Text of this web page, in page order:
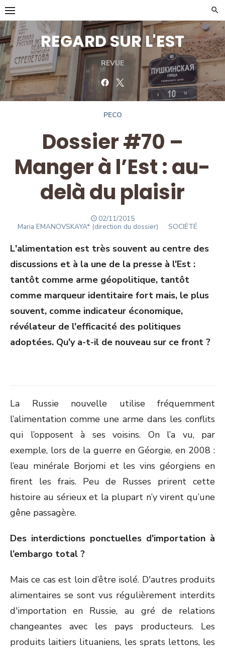
Skip
to
content
REGARD SUR L'EST
REVUE
FacebookTwitter
PECO
Dossier #70 –
Manger à l’Est : au-
delà du plaisir
POSTED
ON
02/11/2015
Author
Maria EMANOVSKAYA* (direction du dossier) SOCIÉTÉ
L'alimentation est très souvent au centre des
discussions et à la une de la presse à l'Est :
tantôt comme arme géopolitique, tantôt
comme marqueur identitaire fort mais, le plus
souvent, comme indicateur économique,
révélateur de l'efficacité des politiques
adoptées. Qu'y a-t-il de nouveau sur ce front ?
La Russie nouvelle utilise fréquemment
l’alimentation comme une arme dans les conflits
qui l’opposent à ses voisins. On l’a vu, par
exemple, lors de la guerre en Géorgie, en 2008 :
l’eau minérale Borjomi et les vins géorgiens en
firent les frais. Peu de Russes prirent cette
histoire au sérieux et la plupart n’y virent qu’une
gêne passagère.
Des interdictions ponctuelles d'importation à
l’embargo total ?
Mais ce cas est loin d’être isolé. D'autres produits
alimentaires se sont vus régulièrement interdits
d'importation en Russie, au gré de relations
changeantes avec les pays producteurs. Les
produits laitiers lituaniens, les sprats lettons, les